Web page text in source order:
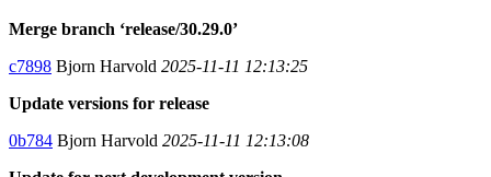
Merge branch ‘release/30.29.0’
c7898 Bjorn Harvold 2025-11-11 12:13:25
Update versions for release
0b784 Bjorn Harvold 2025-11-11 12:13:08